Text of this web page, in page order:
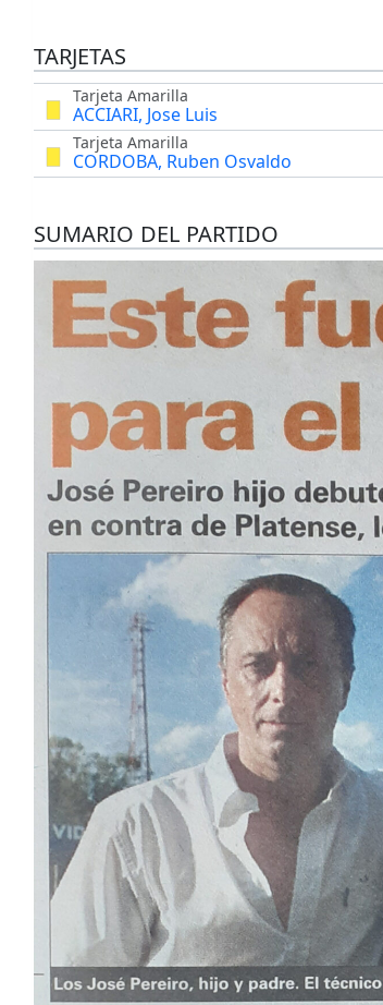
TARJETAS
Tarjeta Amarilla
ACCIARI, Jose Luis
Tarjeta Amarilla
CORDOBA, Ruben Osvaldo
SUMARIO DEL PARTIDO